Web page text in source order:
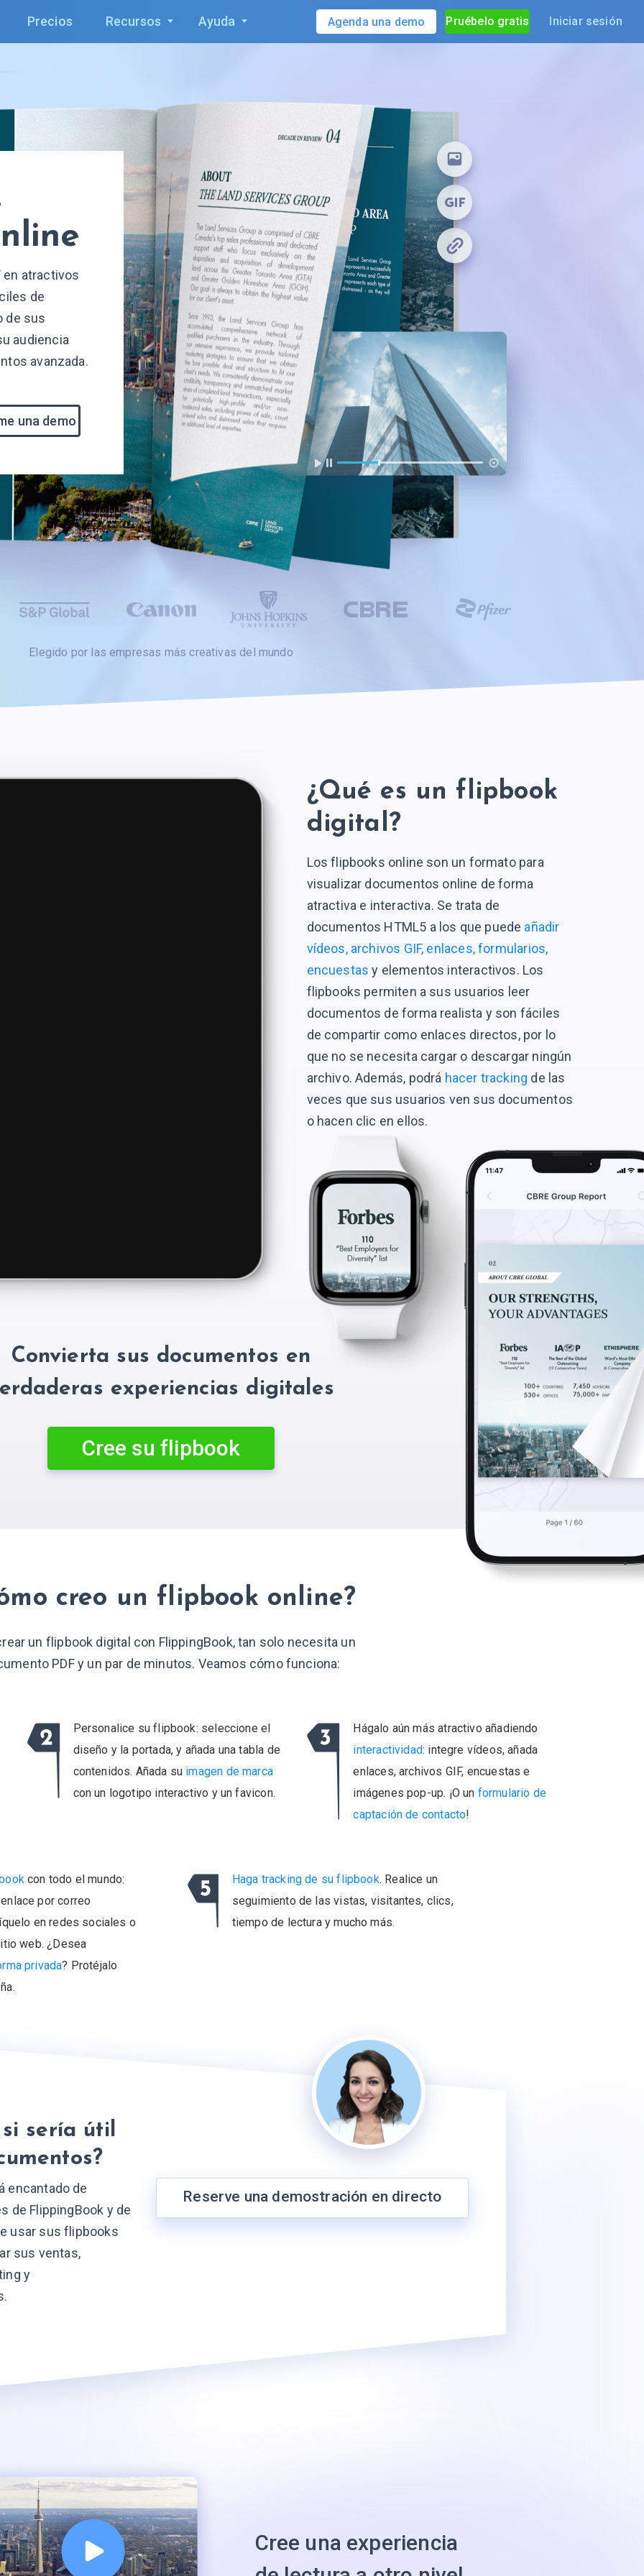
Precios Recursos Ayuda Agenda una demo Pruébelo gratis Iniciar sesión
en atractivos
de
de sus
audiencia
avanzada.
una demo
Elegido por las empresas más creativas del mundo
¿Qué es un flipbook
digital?
Los flipbooks online son un formato para
visualizar documentos online de forma
atractiva e interactiva. Se trata de
documentos HTML5 a los que puede añadir
vídeos, archivos GIF, enlaces, formularios,
encuestas y elementos interactivos. Los
flipbooks permiten a sus usuarios leer
documentos de forma realista y son fáciles
de compartir como enlaces directos, por lo
que no se necesita cargar o descargar ningún
archivo. Además, podrá hacer tracking de las
veces que sus usuarios ven sus documentos
o hacen clic en ellos.
Convierta sus documentos en
experiencias digitales
Cree su flipbook
creo un flipbook online?
un flipbook digital con FlippingBook, tan solo necesita un
PDF y un par de minutos. Veamos cómo funciona:
Personalice su flipbook: seleccione el
diseño y la portada, y añada una tabla de
contenidos. Añada su imagen de marca
con un logotipo interactivo y un favicon.
Hágalo aún más atractivo añadiendo
interactividad: integre vídeos, añada
enlaces, archivos GIF, encuestas e
imágenes pop-up. ¡O un formulario de
captación de contacto!
con todo el mundo:
por correo
en redes sociales o
web. ¿Desea
privada? Protéjalo
Haga tracking de su flipbook. Realice un
seguimiento de las vistas, visitantes, clics,
tiempo de lectura y mucho más.
sería útil
encantado de
de FlippingBook y de
usar sus flipbooks
sus ventas,
y
Reserve una demostración en directo
Cree una experiencia